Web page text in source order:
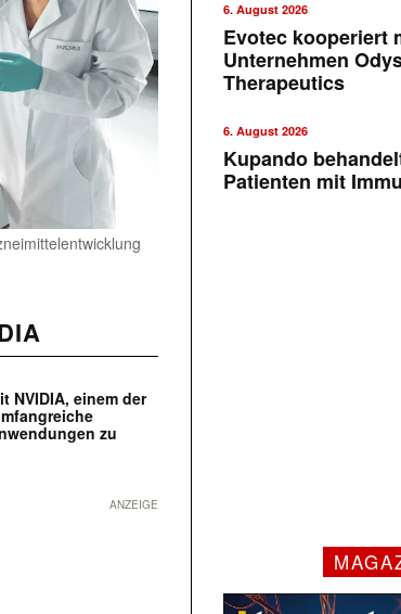
NVIDIA, einem der
zu
ANZEIGE
6. August 2026
Evotec kooperiert
Unternehmen
Therapeutics
6. August 2026
Kupando
Patienten mit